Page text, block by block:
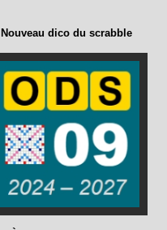
Nouveau dico du scrabble